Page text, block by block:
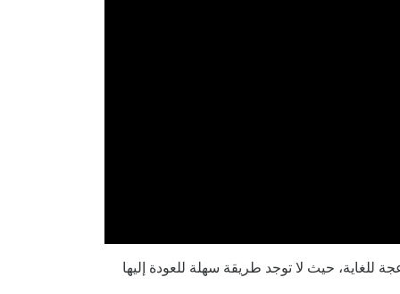
حيث لا توجد طريقة سهلة للعودة إليها